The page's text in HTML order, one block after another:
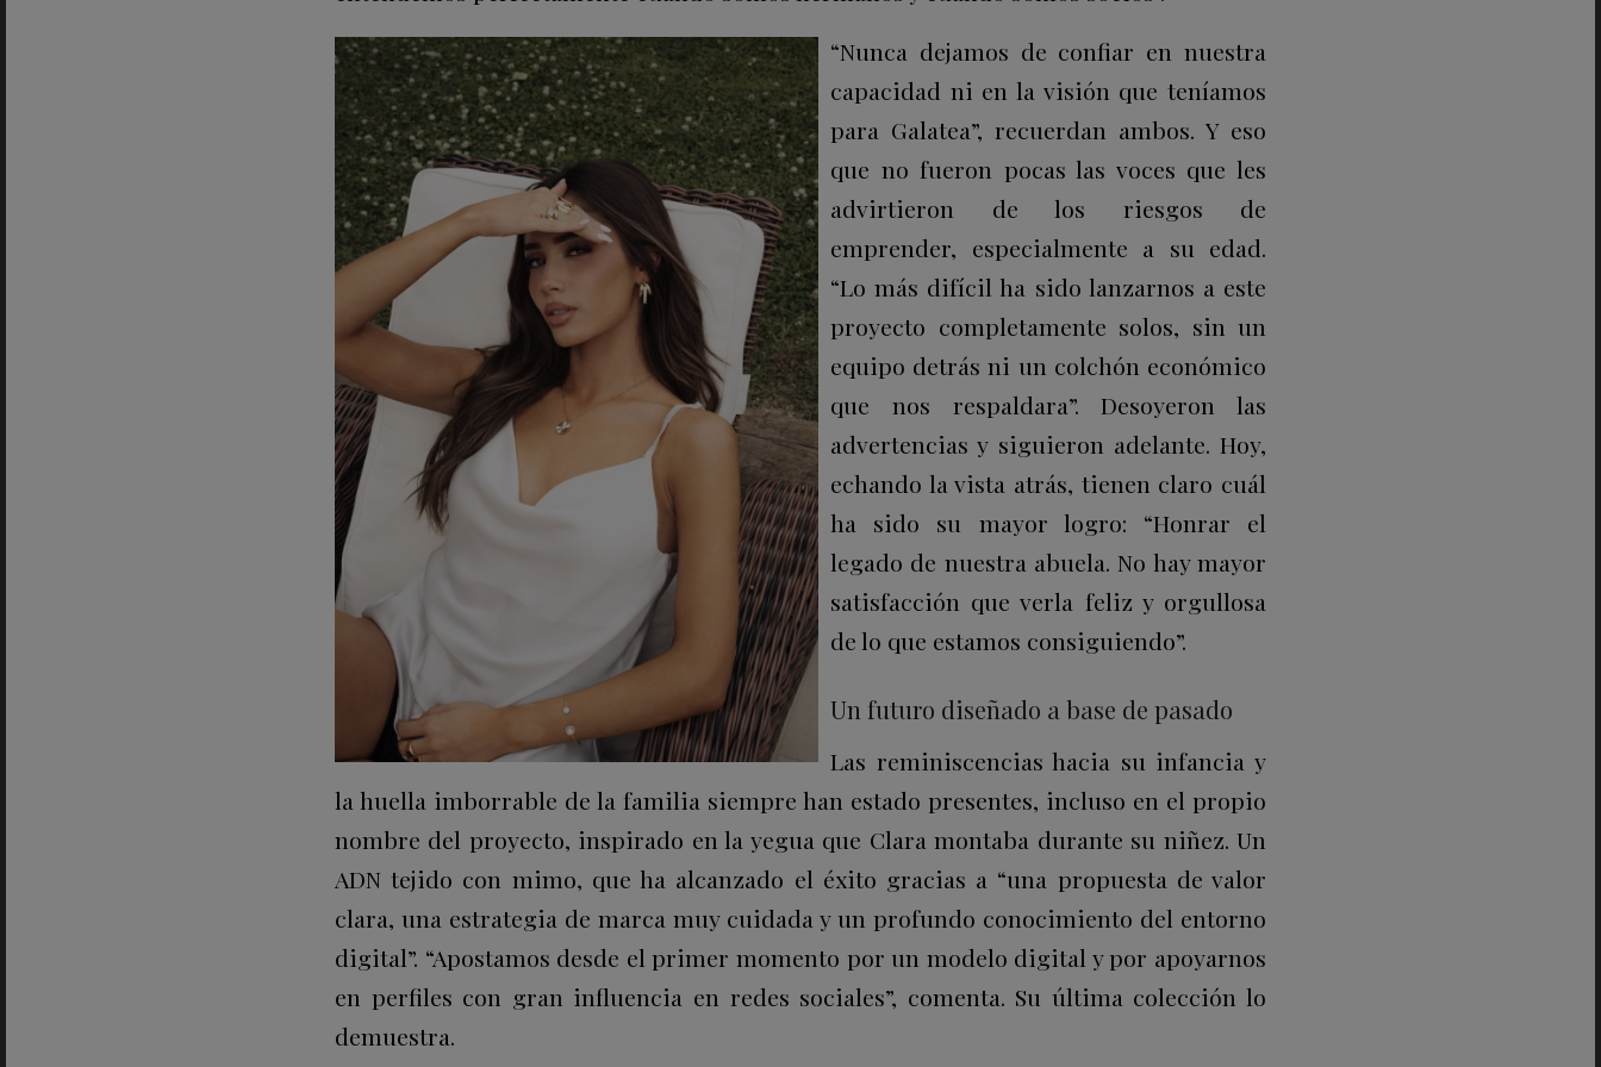
“Nunca dejamos de confiar en nuestra
capacidad ni en la visión que teníamos
para Galatea”, recuerdan ambos. Y eso
que no fueron pocas las voces que les
advirtieron de los riesgos de
emprender, especialmente a su edad.
“Lo más difícil ha sido lanzarnos a este
proyecto completamente solos, sin un
equipo detrás ni un colchón económico
que nos respaldara”. Desoyeron las
advertencias y siguieron adelante. Hoy,
echando la vista atrás, tienen claro cuál
ha sido su mayor logro: “Honrar el
legado de nuestra abuela. No hay mayor
satisfacción que verla feliz y orgullosa
de lo que estamos consiguiendo”.
Un futuro diseñado a base de pasado
Las reminiscencias hacia su infancia y
la huella imborrable de la familia siempre han estado presentes, incluso en el propio
nombre del proyecto, inspirado en la yegua que Clara montaba durante su niñez. Un
ADN tejido con mimo, que ha alcanzado el éxito gracias a “una propuesta de valor
clara, una estrategia de marca muy cuidada y un profundo conocimiento del entorno
digital”. “Apostamos desde el primer momento por un modelo digital y por apoyarnos
en perfiles con gran influencia en redes sociales”, comenta. Su última colección lo
demuestra.